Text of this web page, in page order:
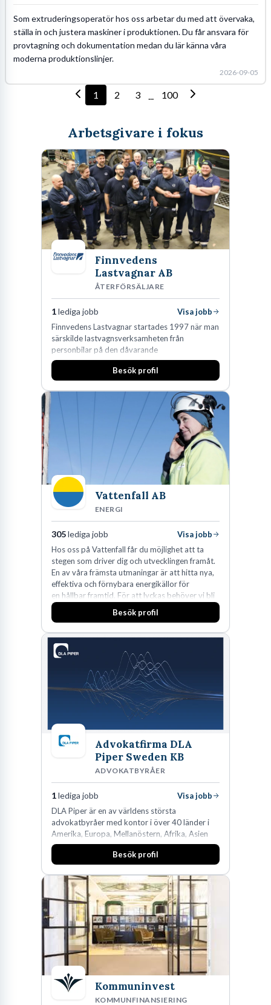
Som extruderingsoperatör hos oss arbetar du med att övervaka,
ställa in och justera maskiner i produktionen. Du får ansvara för
provtagning och dokumentation medan du lär känna våra
moderna produktionslinjer.
2026-09-05
1 2 3 ... 100
Arbetsgivare i fokus
Finnvedens
Lastvagnar AB
ÅTERFÖRSÄLJARE
1lediga jobb
Visa jobb
Finnvedens Lastvagnar startades 1997 när man
särskilde lastvagnsverksamheten från
personbilar på den dåvarande
huvudanläggningen i Värnamo. Sedan dess har
man expanderat kraftigt genom ett antal
den största privata återförsäljaren av Volvo
Lastvagnar och finns representerade på 20
orter i södra Sverige.
Besök profil
Vattenfall AB
ENERGI
305lediga jobb
Visa jobb
Hos oss på Vattenfall får du möjlighet att ta
stegen som driver dig och utvecklingen framåt.
En av våra främsta utmaningar är att hitta nya,
effektiva och förnybara energikällor för
en hållbar framtid. För att lyckas behöver vi bli
fler medarbetare som vill göra skillnad.
Besök profil
Advokatfirma DLA
Piper Sweden KB
ADVOKATBYRÅER
1lediga jobb
Visa jobb
DLA Piper är en av världens största
advokatbyråer med kontor i över 40 länder i
Amerika, Europa, Mellanöstern, Afrika, Asien
och Oceanien. Vi är specialister inom
affärsjuridikens alla områden och vi har några
fler än 450 jurister på fem kontor i Stockholm,
Köpenhamn, Århus, Oslo och Helsingfors kan vi
på DLA Piper erbjuda våra klienter en unik,
effektiv och gränsöverskridande nordisk
expertis. På vårt kontor i centrala Stockholm är
vi idag drygt 240 medarbetare.
Besök profil
Kommuninvest
KOMMUNFINANSIERING